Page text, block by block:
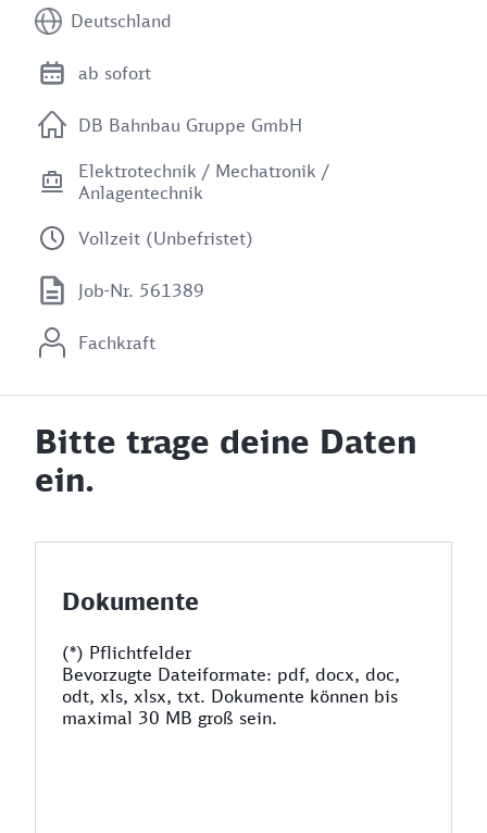
Deutschland
ab sofort
DB Bahnbau Gruppe GmbH
Elektrotechnik / Mechatronik /
Anlagentechnik
Vollzeit (Unbefristet)
Job-Nr. 561389
Fachkraft
Bitte trage deine Daten
ein.
Dokumente
(*) Pflichtfelder
Bevorzugte Dateiformate: pdf, docx, doc,
odt, xls, xlsx, txt. Dokumente können bis
maximal 30 MB groß sein.